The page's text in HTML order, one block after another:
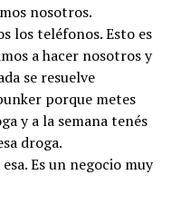
nosotros.
los teléfonos. Esto es
a hacer nosotros y
se resuelve
porque metes
y a la semana tenés
droga.
Es un negocio muy